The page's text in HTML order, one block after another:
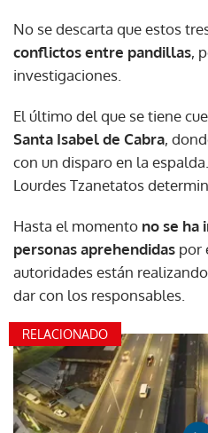
No se descarta que estos
conflictos entre pandillas,
investigaciones.
El último del que se tiene
Santa Isabel de Cabra,
con un disparo en la
Lourdes Tzanetatos
Hasta el momento no se ha
personas aprehendidas por
autoridades están
dar con los responsables.
RELACIONADO